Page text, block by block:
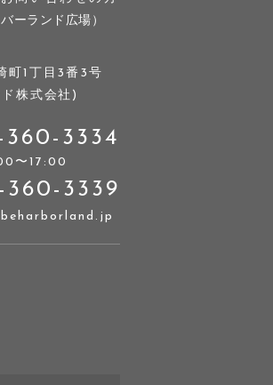
ーランド広場）
町1丁目3番3号
株式会社)
360-3334
〜17:00
360-3339